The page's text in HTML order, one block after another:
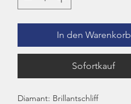
In den Warenkorb
Sofortkauf
Diamant: Brillantschliff